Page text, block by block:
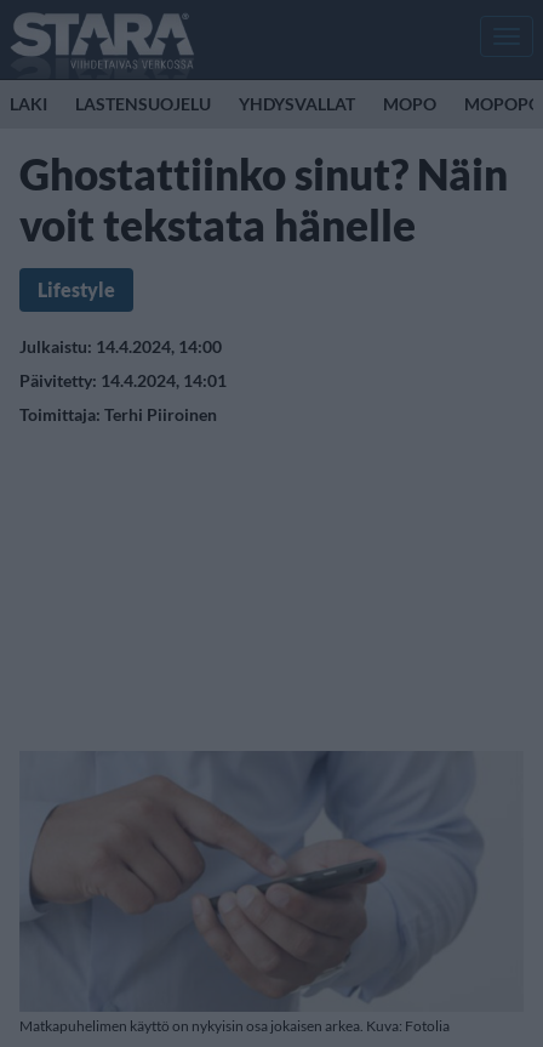
LAKI LASTENSUOJELU YHDYSVALLAT MOPO
Ghostattiinko sinut? Näin
voit tekstata hänelle
Lifestyle
Julkaistu: 14.4.2024, 14:00
Päivitetty: 14.4.2024, 14:01
Toimittaja: Terhi Piiroinen
Matkapuhelimen käyttö on nykyisin osa jokaisen arkea. Kuva: Fotolia